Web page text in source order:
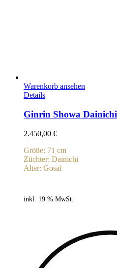
Warenkorb ansehen
Details
Ginrin Showa Dainichi
2.450,00 €
Größe: 71 cm
Züchter: Dainichi
Alter: Gosai
inkl. 19 % MwSt.